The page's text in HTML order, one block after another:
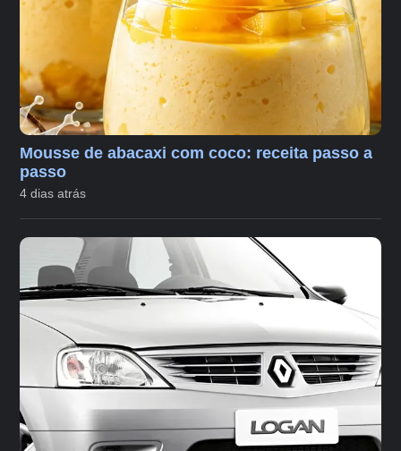
Mousse de abacaxi com coco: receita passo a
passo
4 dias atrás